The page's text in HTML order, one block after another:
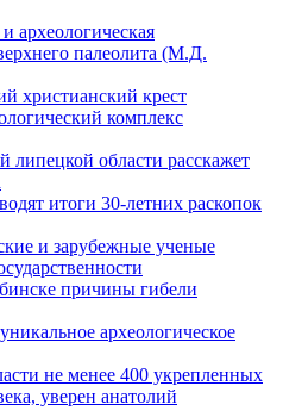
археологическая
палеолита (М.Д.
христианский крест
комплекс
области расскажет
итоги 30-летних раскопок
и зарубежные ученые
причины гибели
археологическое
не менее 400 укрепленных
уверен анатолий